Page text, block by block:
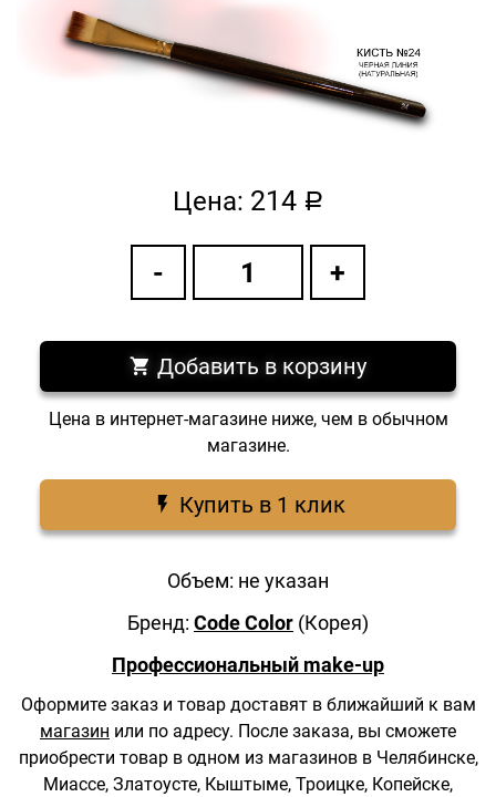
Цена: 214 a
Добавить в корзину
Цена в интернет-магазине ниже, чем в обычном
магазине.
Купить в 1 клик
Объем: не указан
Бренд: Code Color (Корея)
Профессиональный make-up
Оформите заказ и товар доставят в ближайший к вам
магазин или по адресу. После заказа, вы сможете
приобрести товар в одном из магазинов в Челябинске,
Миассе, Златоусте, Кыштыме, Троицке, Копейске,